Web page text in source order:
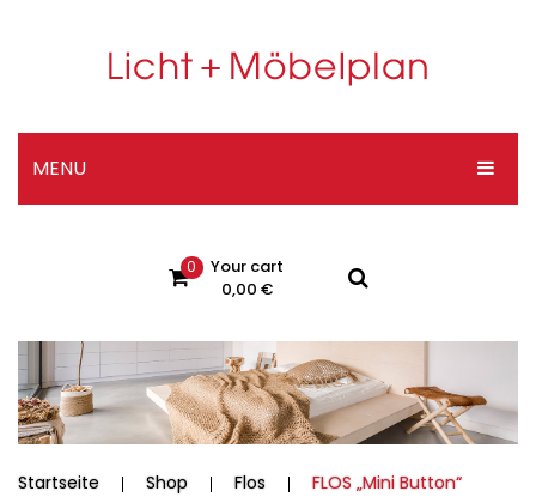
MENU
DESIGNER-SHOP
KONTAKT
Impressum
Datenschutzerklärung
0
Your cart
0,00 €
No products in the cart.
Startseite Shop Flos
FLOS „Mini Button“